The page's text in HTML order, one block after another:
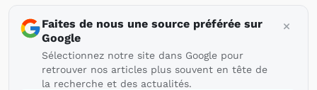
Faites de nous une source préférée sur
Google
Sélectionnez notre site dans Google pour
retrouver nos articles plus souvent en tête de
la recherche et des actualités.